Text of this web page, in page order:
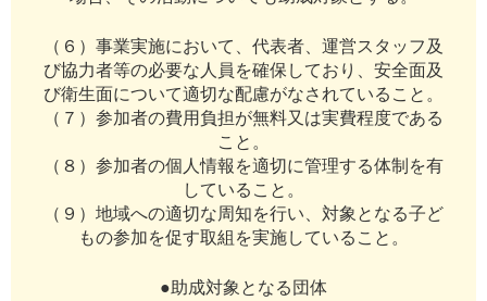
（６）事業実施において、代表者、運営スタッフ及
び協力者等の必要な人員を確保しており、安全面及
び衛生面について適切な配慮がなされていること。
（７）参加者の費用負担が無料又は実費程度である
こと。
（８）参加者の個人情報を適切に管理する体制を有
していること。
（９）地域への適切な周知を行い、対象となる子ど
もの参加を促す取組を実施していること。
●助成対象となる団体